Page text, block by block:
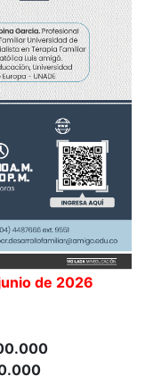
de 2026